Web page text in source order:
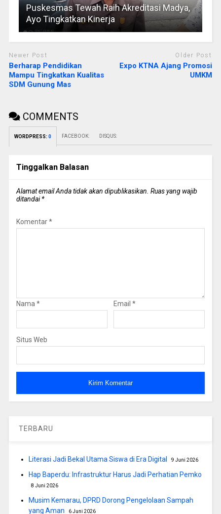
Puskesmas Tewah Raih Akreditasi Madya,
Ayo Tingkatkan Kinerja
Newer Post
Berharap Pendidikan
Mampu Tingkatkan Kualitas
SDM Gunung Mas
Older Post
Expo KTNA Ajang Promosi
UMKM
COMMENTS
WORDPRESS: 0 FACEBOOK: DISQUS:
Tinggalkan Balasan
Alamat email Anda tidak akan dipublikasikan. Ruas yang wajib
ditandai*
Komentar*
Nama * Email *
Situs Web
TERBARU
Literasi Jadi Bekal Utama Siswa di Era Digital 9 Juni 2026
Hap Baperdu: Infrastruktur Harus Jadi Perhatian Pemko
8 Juni 2026
Musim Kemarau, DPRD Dorong Pengelolaan Sampah
yang Aman
6 Juni 2026